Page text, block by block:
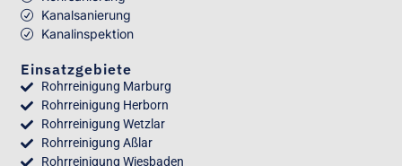
Kanalsanierung
Kanalinspektion
Einsatzgebiete
Rohrreinigung Marburg
Rohrreinigung Herborn
Rohrreinigung Wetzlar
Rohrreinigung Aßlar
Rohrreinigung Wiesbaden